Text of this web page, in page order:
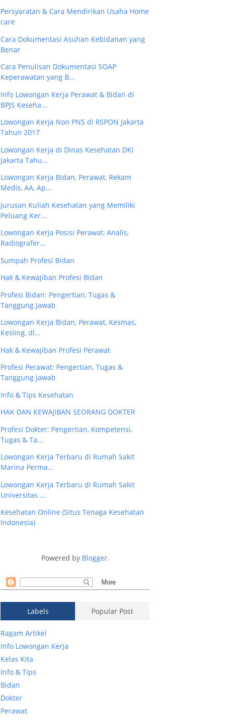
Persyaratan & Cara Mendirikan Usaha Home
care
Cara Dokumentasi Asuhan Kebidanan yang
Benar
Cara Penulisan Dokumentasi SOAP
Keperawatan yang B...
Info Lowongan Kerja Perawat & Bidan di
BPJS Keseha...
Lowongan Kerja Non PNS di RSPON Jakarta
Tahun 2017
Lowongan Kerja di Dinas Kesehatan DKI
Jakarta Tahu...
Lowongan Kerja Bidan, Perawat, Rekam
Medis, AA, Ap...
Jurusan Kuliah Kesehatan yang Memiliki
Peluang Ker...
Lowongan Kerja Posisi Perawat, Analis,
Radiografer...
Sumpah Profesi Bidan
Hak & Kewajiban Profesi Bidan
Profesi Bidan: Pengertian, Tugas &
Tanggung Jawab
Lowongan Kerja Bidan, Perawat, Kesmas,
Kesling, dl...
Hak & Kewajiban Profesi Perawat
Profesi Perawat: Pengertian, Tugas &
Tanggung Jawab
Info & Tips Kesehatan
HAK DAN KEWAJIBAN SEORANG DOKTER
Profesi Dokter: Pengertian, Kompetensi,
Tugas & Ta...
Lowongan Kerja Terbaru di Rumah Sakit
Marina Perma...
Lowongan Kerja Terbaru di Rumah Sakit
Universitas ...
Kesehatan Online (Situs Tenaga Kesehatan
Indonesia)
Powered by Blogger.
Labels Popular Post
Ragam Artikel
Info Lowongan Kerja
Kelas Kita
Info & Tips
Bidan
Dokter
Perawat